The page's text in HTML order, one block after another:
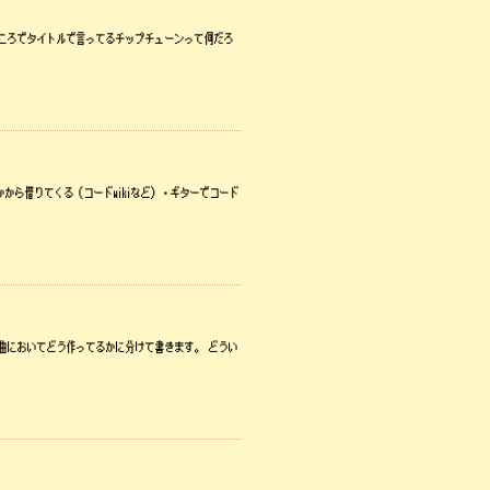
ろでタイトルで言ってるチップチューンって何だろ
ら借りてくる（コードwikiなど）・ギターでコード
においてどう作ってるかに分けて書きます。 どうい